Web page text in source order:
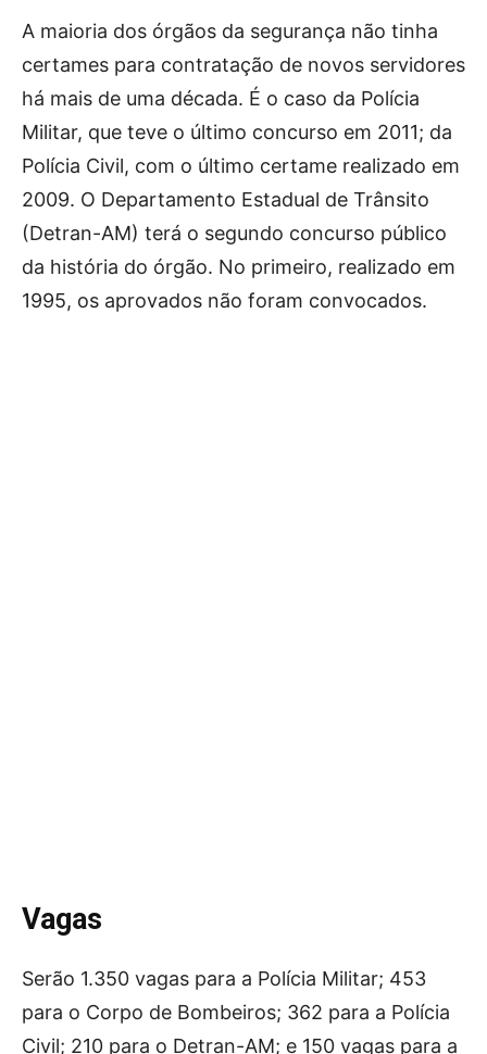
A maioria dos órgãos da segurança não tinha
certames para contratação de novos servidores
há mais de uma década. É o caso da Polícia
Militar, que teve o último concurso em 2011; da
Polícia Civil, com o último certame realizado em
2009. O Departamento Estadual de Trânsito
(Detran-AM) terá o segundo concurso público
da história do órgão. No primeiro, realizado em
1995, os aprovados não foram convocados.
Vagas
Serão 1.350 vagas para a Polícia Militar; 453
para o Corpo de Bombeiros; 362 para a Polícia
Civil; 210 para o Detran-AM; e 150 vagas para a